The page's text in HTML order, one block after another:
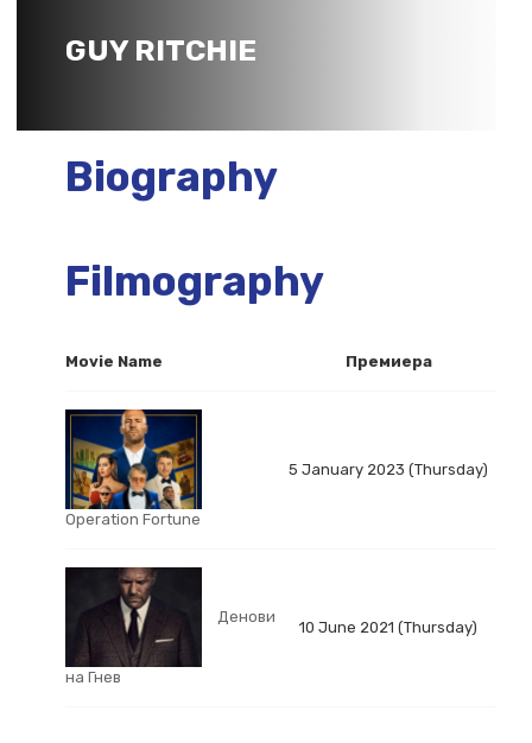
GUY RITCHIE
Biography
Filmography
Movie Name Премиера
Operation Fortune
5 January 2023 (Thursday)
Денови
на Гнев
10 June 2021 (Thursday)